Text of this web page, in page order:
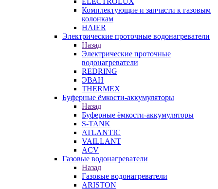
Комплектующие и запчасти к газовым
колонкам
HAIER
Электрические проточные водонагреватели
Назад
Электрические проточные
водонагреватели
REDRING
ЭВАН
THERMEX
Буферные ёмкости-аккумуляторы
Назад
Буферные ёмкости-аккумуляторы
S-TANK
ATLANTIC
VAILLANT
ACV
Газовые водонагреватели
Назад
Газовые водонагреватели
ARISTON